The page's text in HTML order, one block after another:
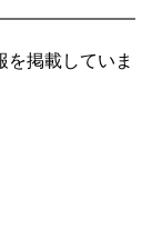
を掲載していま